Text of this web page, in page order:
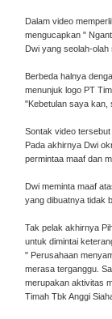
Dalam video
mengucapkan "
Dwi yang seolah-olah
Berbeda halnya
menunjuk logo PT
"Kebetulan saya kan,
Sontak video
Pada akhirnya Dwi
permintaa maaf dan
Dwi meminta maaf
yang dibuatnya tidak
Tak pelak akhirnya
untuk dimintai
" Perusahaan
merasa terganggu.
merupakan aktivitas
Timah Tbk Anggi